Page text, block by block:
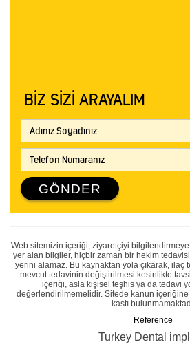
BIZ SIZI ARAYALIM
GÖNDER
Web sitemizin içeriği, ziyaretçiyi bilgilendirmeye
yer alan bilgiler, hiçbir zaman bir hekim
yerini alamaz. Bu kaynaktan yola çıkarak, ilaç
mevcut tedavinin değiştirilmesi kesinlikte
içeriği, asla kişisel teşhis ya da tedavi
değerlendirilmemelidir. Sitede kanun içeriğine
kastı
Reference
Turkey Dental